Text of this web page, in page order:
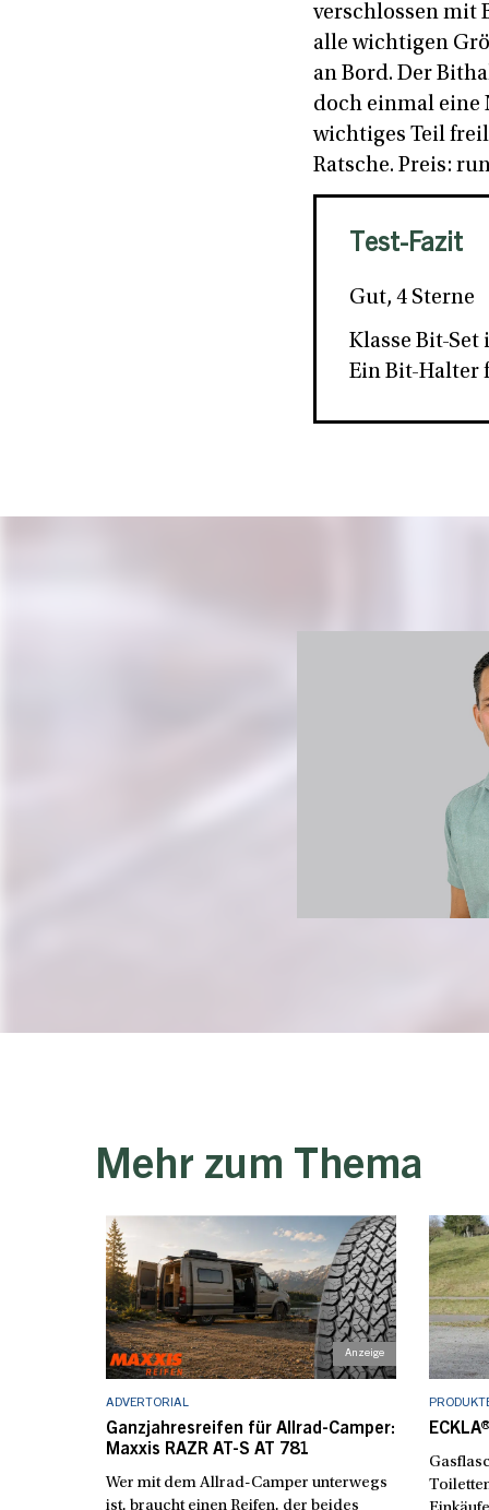
verschlossen mit
alle wichtigen
an Bord. Der
doch einmal eine
wichtiges Teil
Ratsche. Preis:
Test-Fazit
Gut, 4 Sterne
Klasse Bit-
Ein Bit-Halter
Mehr zum Thema
ADVERTORIAL
Ganzjahresreifen für Allrad-Camper:
Maxxis RAZR AT-S AT 781
Wer mit dem Allrad-Camper unterwegs
ist, braucht einen Reifen, der beides